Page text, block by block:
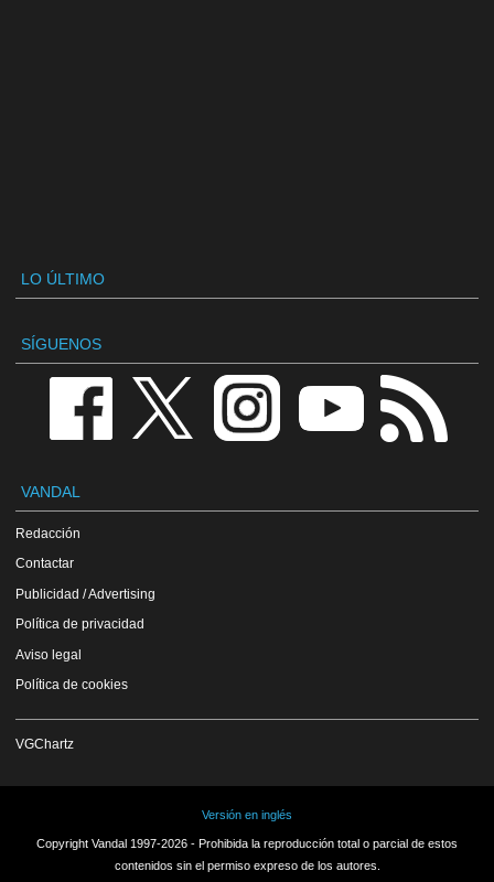
LO ÚLTIMO
SÍGUENOS
VANDAL
Redacción
Contactar
Publicidad / Advertising
Política de privacidad
Aviso legal
Política de cookies
VGChartz
Versión en inglés
Copyright Vandal 1997-2026 - Prohibida la reproducción total o parcial de estos
contenidos sin el permiso expreso de los autores.